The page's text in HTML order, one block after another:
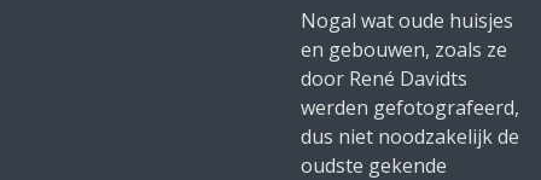
Nogal wat oude huisjes
en gebouwen, zoals ze
door René Davidts
werden gefotografeerd,
dus niet noodzakelijk de
oudste gekende